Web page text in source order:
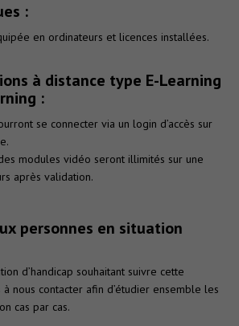
:
en ordinateurs et licences installées.
à distance type E-Learning
:
se connecter via un login d’accès sur
modules vidéo seront illimités sur une
après validation.
personnes en situation
d’handicap souhaitant suivre cette
nous contacter afin d’étudier ensemble les
cas par cas.